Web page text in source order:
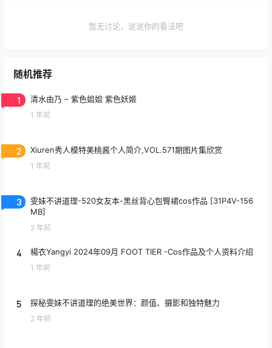
暂无讨论，说说你的看法吧
随机推荐
1 清水由乃 – 紫色姐姐 紫色妖姬
1 年前
2 Xiuren秀人模特美桃酱个人简介,VOL.571期图片集欣赏
1 年前
3
雯妹不讲道理-520女友本-黑丝背心包臀裙cos作品 [31P4V-156
MB]
2 年前
4 楊衣Yangyi 2024年09月 FOOT TIER -Cos作品及个人资料介绍
1 年前
5 探秘雯妹不讲道理的绝美世界：颜值、摄影和独特魅力
2 年前